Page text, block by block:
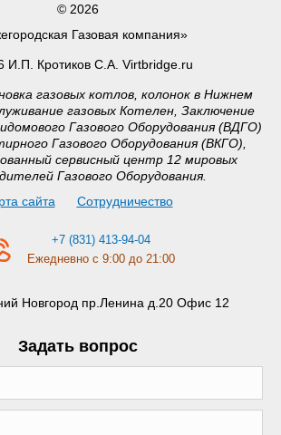
© 2026
Газовая компания»
И.П. Кротиков С.А. Virtbridge.ru
газовых котлов, колонок в Нижнем
газовых Котелен, Заключение
Газового Оборудования (ВДГО)
Газового Оборудования (ВКГО),
сервисный центр 12 мировых
Газового Оборудования.
сайта
Сотрудничество
+7 (831) 413-94-04
Ежедневно с 9:00 до 21:00
Новгород пр.Ленина д.20 Офис 12
Задать вопрос